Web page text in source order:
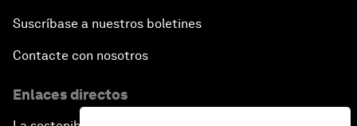
Suscríbase a nuestros boletines
Contacte con nosotros
Enlaces directos